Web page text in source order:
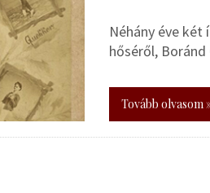
Néhány éve
hőséről, Boránd
Tovább olvasom